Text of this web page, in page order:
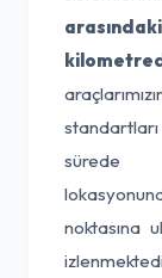
sürede
noktasına